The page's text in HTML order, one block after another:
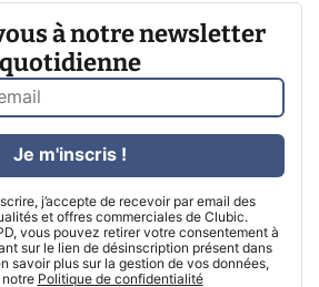
à notre newsletter
quotidienne
j’accepte de recevoir par email des
et offres commerciales de Clubic.
vous pouvez retirer votre consentement à
sur le lien de désinscription présent dans
savoir plus sur la gestion de vos données,
Politique de confidentialité
Je m'inscris !